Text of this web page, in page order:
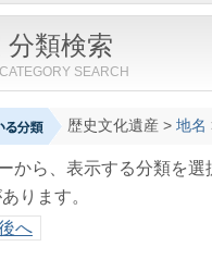
分類検索
SEARCH
歴史文化遺産> 地名
から、表示する分類を選
ります。
へ